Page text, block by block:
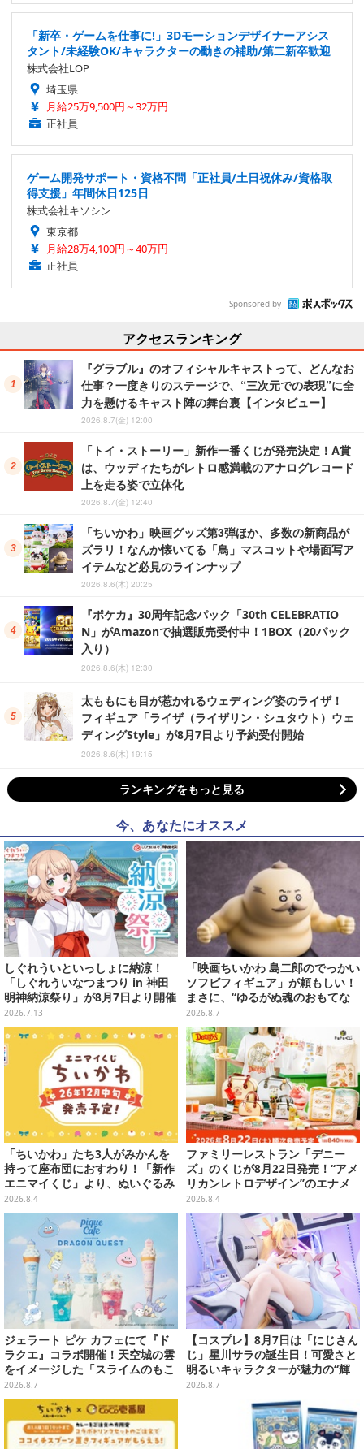
「新卒・ゲームを仕事に!」3Dモーションデザイナーアシス
タント/未経験OK/キャラクターの動きの補助/第二新卒歓迎
株式会社LOP
埼玉県
月給25万9,500円～32万円
正社員
ゲーム開発サポート・資格不問「正社員/土日祝休み/資格取
得支援」年間休日125日
株式会社キソシン
東京都
月給28万4,100円～40万円
正社員
Sponsored by
アクセスランキング
『グラブル』のオフィシャルキャストって、どんなお
仕事？一度きりのステージで、“三次元での表現”に全
力を懸けるキャスト陣の舞台裏【インタビュー】
2026.8.7(金) 12:00
「トイ・ストーリー」新作一番くじが発売決定！A賞
は、ウッディたちがレトロ感満載のアナログレコード
上を走る姿で立体化
2026.8.7(金) 12:40
「ちいかわ」映画グッズ第3弾ほか、多数の新商品が
ズラリ！なんか懐いてる「鳥」マスコットや場面写ア
イテムなど必見のラインナップ
2026.8.6(木) 20:25
『ポケカ』30周年記念パック「30th CELEBRATIO
N」がAmazonで抽選販売受付中！1BOX（20パック
入り）
2026.8.6(木) 12:30
太ももにも目が惹かれるウェディング姿のライザ！
フィギュア「ライザ（ライザリン・シュタウト）ウェ
ディングStyle」が8月7日より予約受付開始
2026.8.6(木) 19:15
ランキングをもっと見る
今、あなたにオススメ
しぐれういといっしょに納涼！
「しぐれういなつまつり in 神田
明神納涼祭り」が8月7日より開催
決定
2026.7.13
「映画ちいかわ 島二郎のでっかい
ソフビフィギュア」が頼もしい！
まさに、“ゆるがぬ魂のおもてな
し”
2026.8.7
「ちいかわ」たち3人がみかんを
持って座布団におすわり！「新作
エニマイくじ」より、ぬいぐるみ
画像が初公開
2026.8.4
ファミリーレストラン「デニー
ズ」のくじが8月22日発売！“アメ
リカンレトロデザイン”のエナメ
ルバッグやTシャツなど、日常使
いできるグッズを用意
2026.8.4
ジェラート ピケ カフェにて『ド
ラクエ』コラボ開催！天空城の雲
をイメージした「スライムのもこ
もこ天空クレープ」などを提供
2026.8.7
【コスプレ】8月7日は「にじさん
じ」星川サラの誕生日！可愛さと
明るいキャラクターが魅力の“輝
く一番星”な美女レイヤーまとめ
2026.8.7